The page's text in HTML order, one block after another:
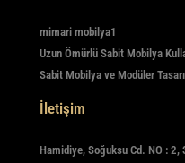
mimari mobilya1
Uzun Ömürlü Sabit Mobilya
Sabit Mobilya ve Modüler
İletişim
Hamidiye, Soğuksu Cd. NO :